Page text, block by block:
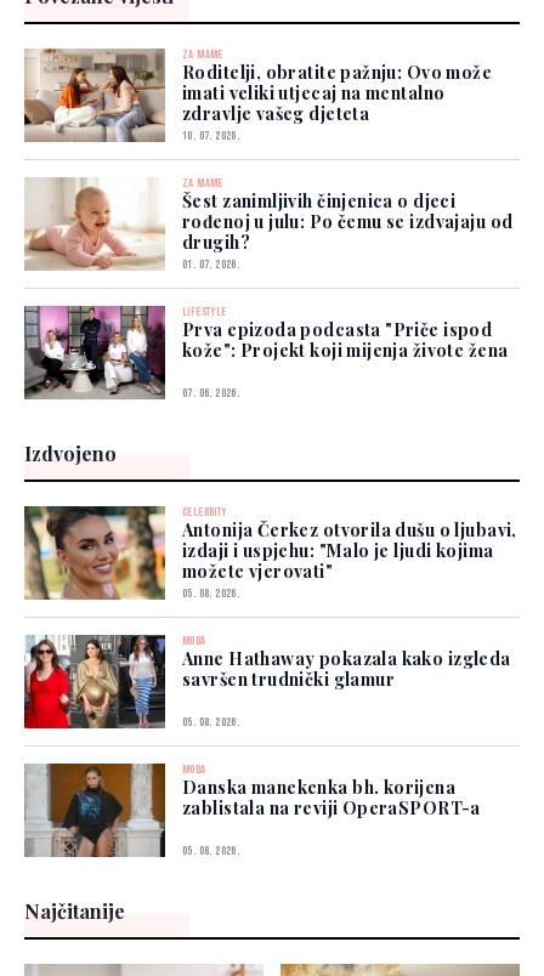
ZA MAME
Roditelji, obratite pažnju: Ovo može
imati veliki utjecaj na mentalno
zdravlje vašeg djeteta
10. 07. 2026.
ZA MAME
Šest zanimljivih činjenica o djeci
rođenoj u julu: Po čemu se izdvajaju od
drugih?
01. 07. 2026.
LIFESTYLE
Prva epizoda podcasta "Priče ispod
kože": Projekt koji mijenja živote žena
07. 06. 2026.
Izdvojeno
CELEBRITY
Antonija Čerkez otvorila dušu o ljubavi,
izdaji i uspjehu: "Malo je ljudi kojima
možete vjerovati"
05. 08. 2026.
MODA
Anne Hathaway pokazala kako izgleda
savršen trudnički glamur
05. 08. 2026.
MODA
Danska manekenka bh. korijena
zablistala na reviji OperaSPORT-a
05. 08. 2026.
Najčitanije